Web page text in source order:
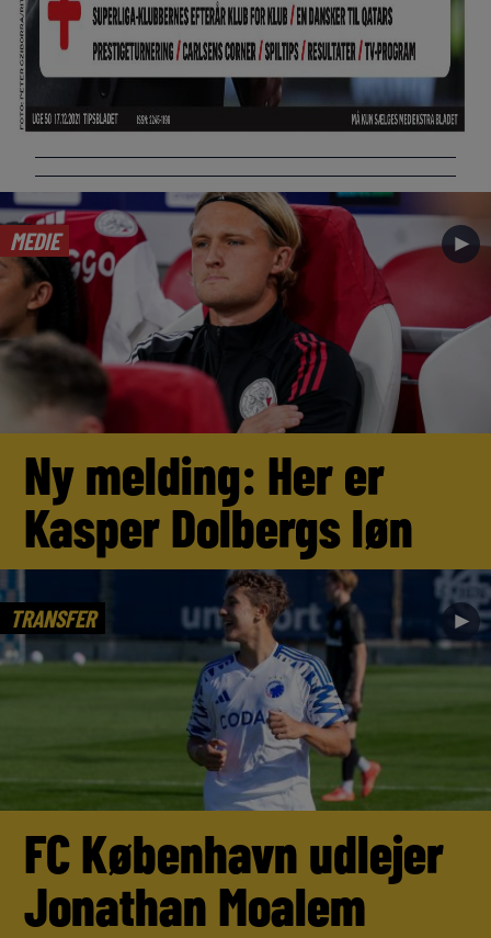
MEDIE ►
Ny melding: Her er
Kasper Dolbergs løn
TRANSFER ►
FC København udlejer
Jonathan Moalem